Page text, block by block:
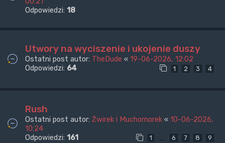
Odpowiedzi: 18
Utwory na wyciszenie i ukojenie duszy
Ostatni post autor: TheDude « 19-06-2026, 12:02
Odpowiedzi: 64 1 2 3 4
Rush
Ostatni post autor: Żwirek i Muchomorek « 10-06-2026,
10:24
Odpowiedzi: 161 1 … 6 7 8 9